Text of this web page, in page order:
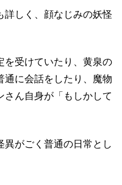
詳しく、顔なじみの妖怪
を受けていたり、黄泉の
通に会話をしたり、魔物
さん自身が「もしかして
異がごく普通の日常とし